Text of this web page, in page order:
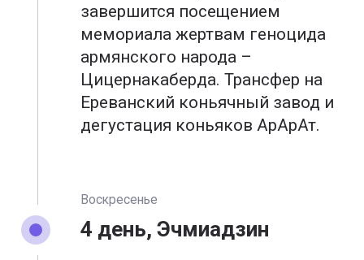
завершится посещением
мемориала жертвам геноцида
армянского народа –
Цицернакаберда. Трансфер на
Ереванский коньячный завод и
дегустация коньяков АрАрАт.
Воскресенье
4 день, Эчмиадзин